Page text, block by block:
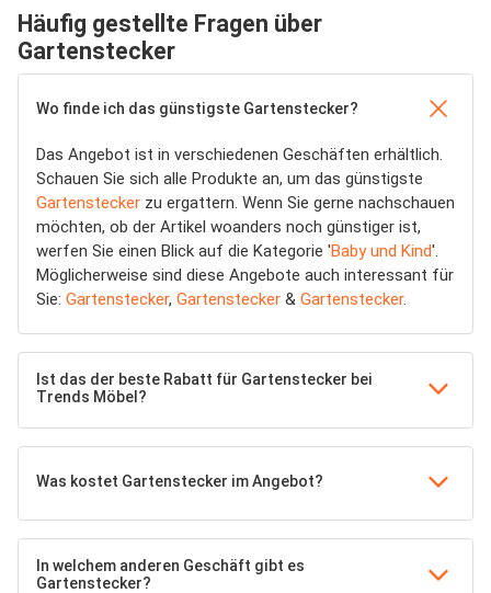
Häufig gestellte Fragen über
Gartenstecker
Wo finde ich das günstigste Gartenstecker?
Das Angebot ist in verschiedenen Geschäften erhältlich.
Schauen Sie sich alle Produkte an, um das günstigste
Gartenstecker zu ergattern. Wenn Sie gerne nachschauen
möchten, ob der Artikel woanders noch günstiger ist,
werfen Sie einen Blick auf die Kategorie 'Baby und Kind'.
Möglicherweise sind diese Angebote auch interessant für
Sie: Gartenstecker, Gartenstecker & Gartenstecker.
Ist das der beste Rabatt für Gartenstecker bei
Trends Möbel?
Was kostet Gartenstecker im Angebot?
In welchem anderen Geschäft gibt es
Gartenstecker?